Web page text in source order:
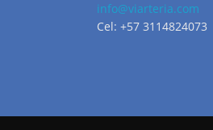
info@viarteria.com
Cel: +57 3114824073